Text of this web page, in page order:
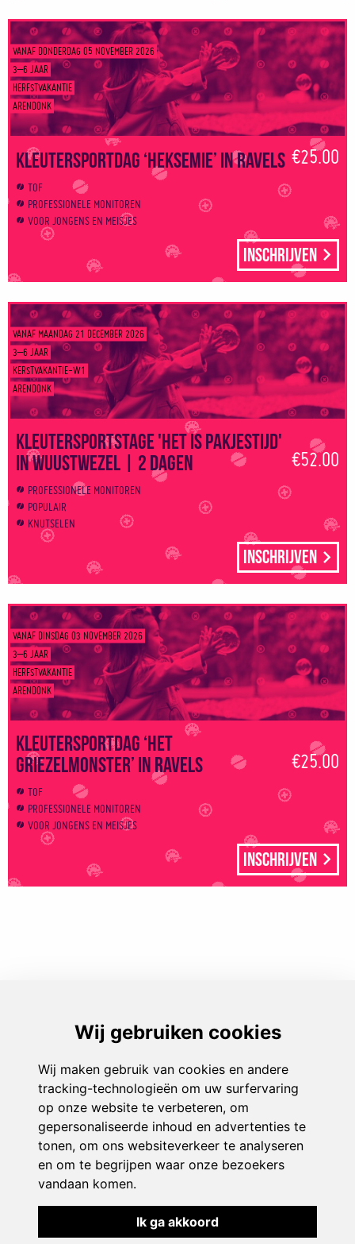
VANAF DONDERDAG 05 NOVEMBER 2026
3–6 JAAR
HERFSTVAKANTIE
ARENDONK
Kleutersportdag ‘Heksemie’ in Ravels €25.00
TOF
PROFESSIONELE MONITOREN
VOOR JONGENS EN MEISJES
Inschrijven
VANAF MAANDAG 21 DECEMBER 2026
3–6 JAAR
KERSTVAKANTIE-W1
ARENDONK
Kleutersportstage 'Het is pakjestijd'
in Wuustwezel | 2 dagen
€52.00
PROFESSIONELE MONITOREN
POPULAIR
KNUTSELEN
Inschrijven
VANAF DINSDAG 03 NOVEMBER 2026
3–6 JAAR
HERFSTVAKANTIE
ARENDONK
Kleutersportdag ‘Het
griezelmonster’ in Ravels
€25.00
TOF
PROFESSIONELE MONITOREN
VOOR JONGENS EN MEISJES
Inschrijven
Aanbod
Events
Monitoren
Over ons